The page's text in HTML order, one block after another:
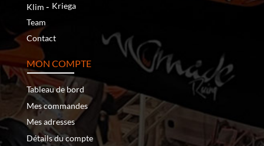
Klim ‐ Kriega
Team
Contact
MON COMPTE
Tableau de bord
Mes commandes
Mes adresses
Détails du compte